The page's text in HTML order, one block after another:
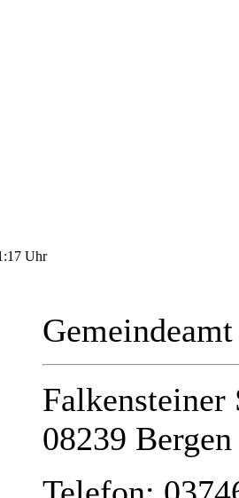
Uhr
Falkensteiner
08239 Bergen